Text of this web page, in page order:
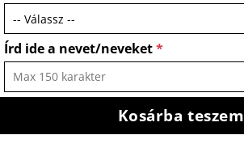
Írd ide a nevet/neveket*
Kosárba teszem